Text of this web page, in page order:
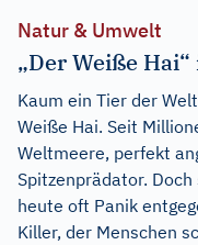
Natur & Umwelt
„Der Weiße
Kaum ein Tier der
Weiße Hai. Seit
Weltmeere, perfekt
Spitzenprädator.
heute oft Panik
Killer, der Menschen